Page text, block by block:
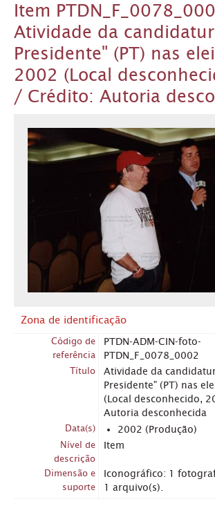
Item
Atividade da
Presidente" (PT) nas
2002 (Local
/ Crédito: Autoria
Zona de identificação
Código de
referência
PTDN-ADM-CIN-foto-
PTDN_F_0078_0002
Título
Atividade da
Presidente" (PT) nas
(Local desconhecido,
Autoria desconhecida
Data(s) 2002 (Produção)
Nível de
descrição
Item
Dimensão e
suporte
Iconográfico: 1
1 arquivo(s).